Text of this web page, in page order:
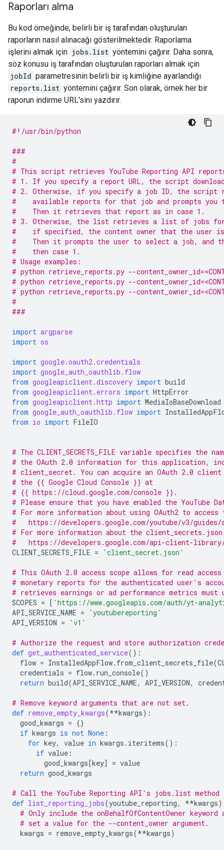
Raporları alma
Bu kod örneğinde, belirli bir iş tarafından oluşturulan
raporların nasıl alınacağı gösterilmektedir. Raporlama
işlerini almak için jobs.list yöntemini çağırır. Daha sonra,
söz konusu iş tarafından oluşturulan raporları almak için
jobId parametresinin belirli bir iş kimliğine ayarlandığı
reports.list yöntemini çağırır. Son olarak, örnek her bir
raporun indirme URL'sini yazdırır.
#!/usr/bin/python
###
#
# This script retrieves YouTube Reporting API
# 1. If you specify a report URL, the script
# 2. Otherwise, if you specify a job ID, the
#    available reports for that job and prompts you
#    Then it retrieves that report as in case 1.
# 3. Otherwise, the list retrieves a list of jobs
#    if specified, the content owner that the user
#    Then it prompts the user to select a job, and
#    then case 1.
# Usage examples:
# python retrieve_reports.py --
# python retrieve_reports.py --
# python retrieve_reports.py --
#
###
import argparse
import os
import google.oauth2.credentials
import google_auth_oauthlib.flow
from googleapiclient.discovery import build
from googleapiclient.errors import HttpError
from googleapiclient.http import MediaIoBaseDownload
from google_auth_oauthlib.flow import
from io import FileIO
# The CLIENT_SECRETS_FILE variable specifies the
# the OAuth 2.0 information for this application,
# client_secret. You can acquire an OAuth 2.0
# the {{ Google Cloud Console }} at
# {{ https://cloud.google.com/console }}.
# Please ensure that you have enabled the YouTube
# For more information about using OAuth2 to access
#   https://developers.google.com/youtube/v3/
# For more information about the
#   https://developers.google.com/api-client-library/
CLIENT_SECRETS_FILE = 'client_secret.json'
# This OAuth 2.0 access scope allows for read
# monetary reports for the authenticated user's
# retrieves earnings or ad performance metrics must
SCOPES = [ 'https://www.googleapis.com/auth/yt-
API_SERVICE_NAME =
'youtubereporting'
API_VERSION = 'v1'
# Authorize the request and store authorization
def get_authenticated_service():
flow = InstalledAppFlow. from_client_secrets_file(
credentials = flow. run_console()
return build(API_SERVICE_NAME, API_VERSION,
# Remove keyword arguments that are not set.
def remove_empty_kwargs(**kwargs):
good_kwargs = {}
if kwargs is not None :
for key, value in kwargs . iteritems():
if value :
good_kwargs[key] = value
return good_kwargs
# Call the YouTube Reporting API's jobs.list
def list_reporting_jobs(youtube_reporting, **kwargs
# Only include the onBehalfOfContentOwner
# set a value for the --content_owner argument.
kwargs = remove_empty_kwargs(**kwargs)